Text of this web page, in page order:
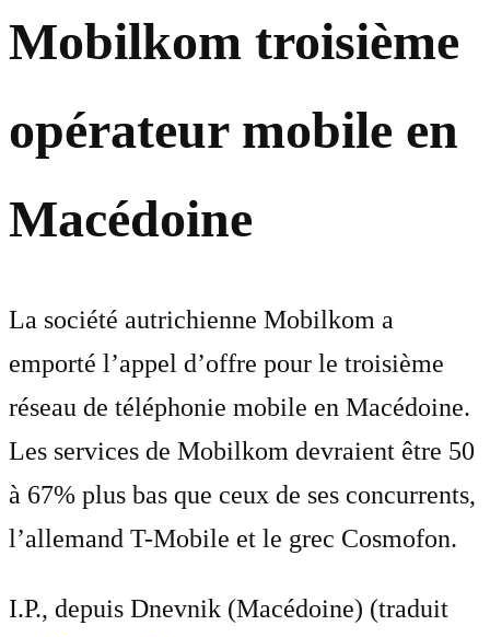
Mobilkom troisième
opérateur mobile en
Macédoine
La société autrichienne Mobilkom a
emporté l’appel d’offre pour le troisième
réseau de téléphonie mobile en Macédoine.
Les services de Mobilkom devraient être 50
à 67% plus bas que ceux de ses concurrents,
l’allemand T-Mobile et le grec Cosmofon.
I.P., depuis Dnevnik (Macédoine) (traduit